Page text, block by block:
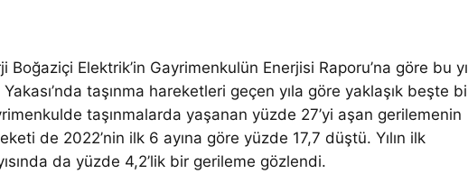
Boğaziçi Elektrik’in Gayrimenkulün Enerjisi Raporu’na göre bu
taşınma hareketleri geçen yıla göre yaklaşık beşte
taşınmalarda yaşanan yüzde 27’yi aşan gerilemenin
de 2022’nin ilk 6 ayına göre yüzde 17,7 düştü. Yılın ilk
da yüzde 4,2’lik bir gerileme gözlendi.